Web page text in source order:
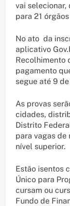
vai selecionar,
para 21
No ato da
aplicativo
Recolhimento
pagamento
segue até 9
As provas
cidades,
Distrito
para vagas de
nível superior.
Estão isentos
Único para
cursam ou
Fundo de